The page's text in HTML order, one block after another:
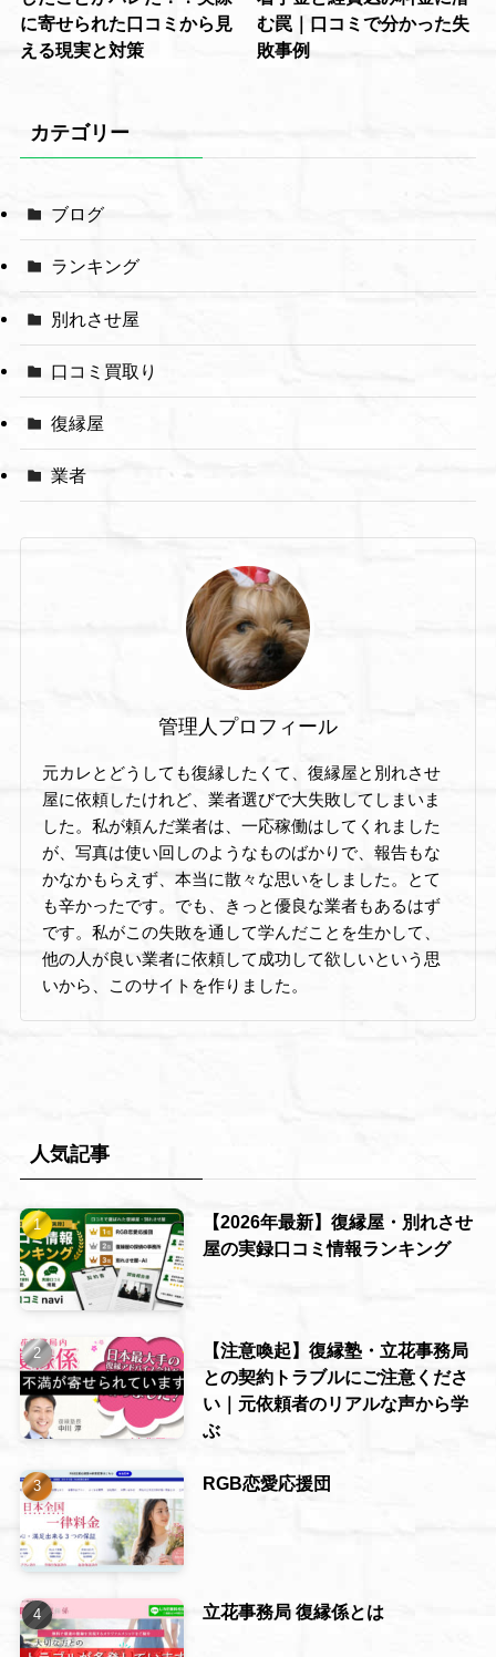
に寄せられた口コミから見
える現実と対策
む罠｜口コミで分かった失
敗事例
カテゴリー
ブログ
ランキング
別れさせ屋
口コミ買取り
復縁屋
業者
管理人プロフィール
元カレとどうしても復縁したくて、復縁屋と別れさせ
屋に依頼したけれど、業者選びで大失敗してしまいま
した。私が頼んだ業者は、一応稼働はしてくれました
が、写真は使い回しのようなものばかりで、報告もな
かなかもらえず、本当に散々な思いをしました。とて
も辛かったです。でも、きっと優良な業者もあるはず
です。私がこの失敗を通して学んだことを生かして、
他の人が良い業者に依頼して成功して欲しいという思
いから、このサイトを作りました。
人気記事
【2026年最新】復縁屋・別れさせ
屋の実録口コミ情報ランキング
【注意喚起】復縁塾・立花事務局
との契約トラブルにご注意くださ
い｜元依頼者のリアルな声から学
ぶ
RGB恋愛応援団
立花事務局 復縁係とは